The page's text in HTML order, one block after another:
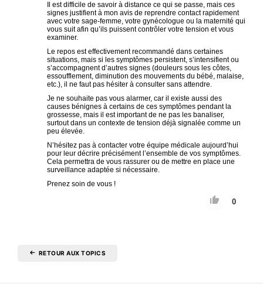
Il est difficile de savoir à distance ce qui se passe, mais ces
signes justifient à mon avis de reprendre contact rapidement
avec votre sage-femme, votre gynécologue ou la maternité qui
vous suit afin qu’ils puissent contrôler votre tension et vous
examiner.
Le repos est effectivement recommandé dans certaines
situations, mais si les symptômes persistent, s’intensifient ou
s’accompagnent d’autres signes (douleurs sous les côtes,
essoufflement, diminution des mouvements du bébé, malaise,
etc.), il ne faut pas hésiter à consulter sans attendre.
Je ne souhaite pas vous alarmer, car il existe aussi des
causes bénignes à certains de ces symptômes pendant la
grossesse, mais il est important de ne pas les banaliser,
surtout dans un contexte de tension déjà signalée comme un
peu élevée.
N’hésitez pas à contacter votre équipe médicale aujourd’hui
pour leur décrire précisément l’ensemble de vos symptômes.
Cela permettra de vous rassurer ou de mettre en place une
surveillance adaptée si nécessaire.
Prenez soin de vous !
0
RETOUR AUX TOPICS